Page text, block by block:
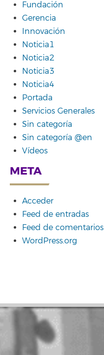
Fundación
Gerencia
Innovación
Noticia1
Noticia2
Noticia3
Noticia4
Portada
Servicios Generales
Sin categoría
Sin categoría @en
Vídeos
META
Acceder
Feed de entradas
Feed de comentarios
WordPress.org